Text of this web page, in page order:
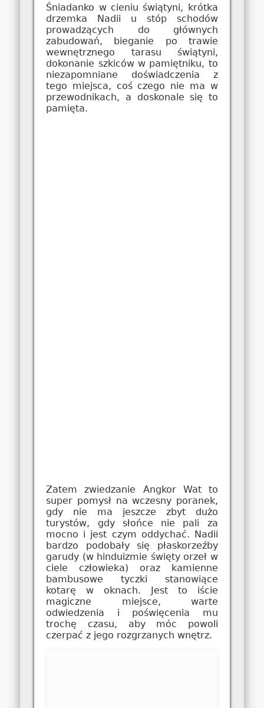
Śniadanko w cieniu świątyni, krótka
drzemka Nadii u stóp schodów
prowadzących do głównych
zabudowań, bieganie po trawie
wewnętrznego tarasu świątyni,
dokonanie szkiców w pamiętniku, to
niezapomniane doświadczenia z
tego miejsca, coś czego nie ma w
przewodnikach, a doskonale się to
pamięta.
Zatem zwiedzanie Angkor Wat to
super pomysł na wczesny poranek,
gdy nie ma jeszcze zbyt dużo
turystów, gdy słońce nie pali za
mocno i jest czym oddychać. Nadii
bardzo podobały się płaskorzeźby
garudy (w hinduizmie święty orzeł w
ciele człowieka) oraz kamienne
bambusowe tyczki stanowiące
kotarę w oknach. Jest to iście
magiczne miejsce, warte
odwiedzenia i poświęcenia mu
trochę czasu, aby móc powoli
czerpać z jego rozgrzanych wnętrz.